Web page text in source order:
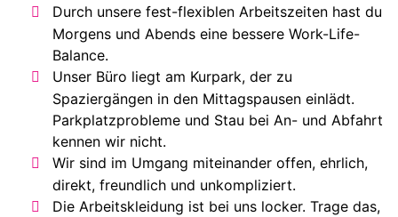
Durch unsere fest-flexiblen Arbeitszeiten hast du
Morgens und Abends eine bessere Work-Life-
Balance.
Unser Büro liegt am Kurpark, der zu
Spaziergängen in den Mittagspausen einlädt.
Parkplatzprobleme und Stau bei An- und Abfahrt
kennen wir nicht.
Wir sind im Umgang miteinander offen, ehrlich,
direkt, freundlich und unkompliziert.
Die Arbeitskleidung ist bei uns locker. Trage das,